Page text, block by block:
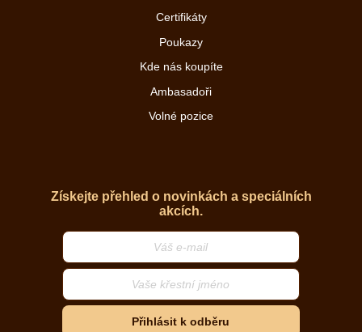
Certifikáty
Poukazy
Kde nás koupíte
Ambasadoři
Volné pozice
Získejte přehled o novinkách a speciálních
akcích.
Přihlásit k odběru